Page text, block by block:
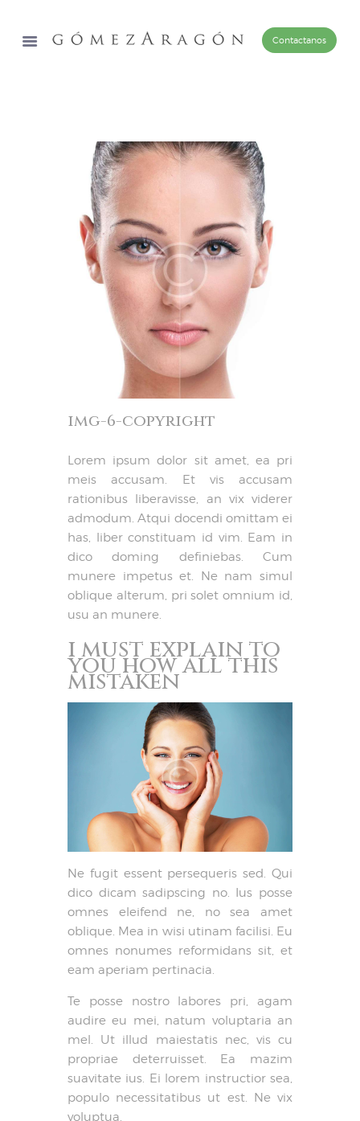
Contactanos
img-6-copyright
Lorem ipsum dolor sit amet, ea pri
meis accusam. Et vis accusam
rationibus liberavisse, an vix viderer
admodum. Atqui docendi omittam ei
has, liber constituam id vim. Eam in
dico doming definiebas. Cum
munere impetus et. Ne nam simul
oblique alterum, pri solet omnium id,
usu an munere.
i must explain to
you how all this
mistaken
Ne fugit essent persequeris sed. Qui
dico dicam sadipscing no. Ius posse
omnes eleifend ne, no sea amet
oblique. Mea in wisi utinam facilisi. Eu
omnes nonumes reformidans sit, et
eam aperiam pertinacia.
Te posse nostro labores pri, agam
audire eu mei, natum voluptaria an
mel. Ut illud maiestatis nec, vis cu
propriae deterruisset. Ea mazim
suavitate ius. Ei lorem instructior sea,
populo necessitatibus ut est. Ne vix
voluptua.